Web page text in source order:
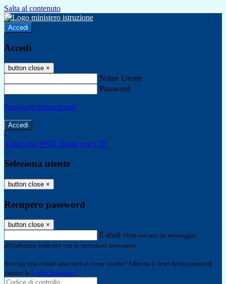
Salta al contenuto
Accedi
Accedi
button close ×
Nome Utente
Password
Password dimenticata?
-
Entra con SPID Entra con CIE
Seleziona utente
button close ×
Recupero password
button close ×
E-mail Verrà inviato un messaggio
all'indirizzo indicato con le istruzioni necessarie.
Non hai una e-mail associata al nome utente? Effettua il reset della password
tramite la Login Spaggiari